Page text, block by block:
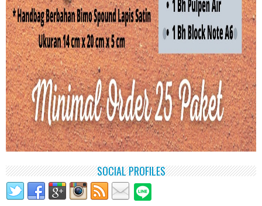
SOCIAL PROFILES